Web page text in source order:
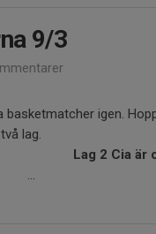
9/3
basketmatcher igen.
lag.
Lag 2 Cia är